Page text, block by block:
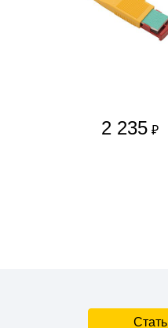
2 235 ₽
Стать